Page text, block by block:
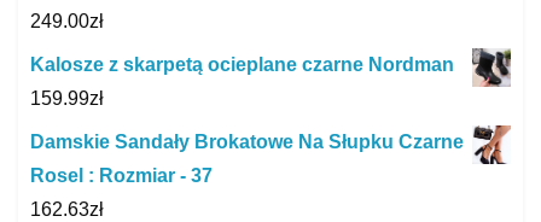
249.00zł
Kalosze z skarpetą ocieplane czarne Nordman
159.99zł
Damskie Sandały Brokatowe Na Słupku Czarne
Rosel : Rozmiar - 37
162.63zł